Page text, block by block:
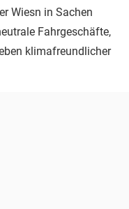
Wiesn in Sachen
Fahrgeschäfte,
klimafreundlicher